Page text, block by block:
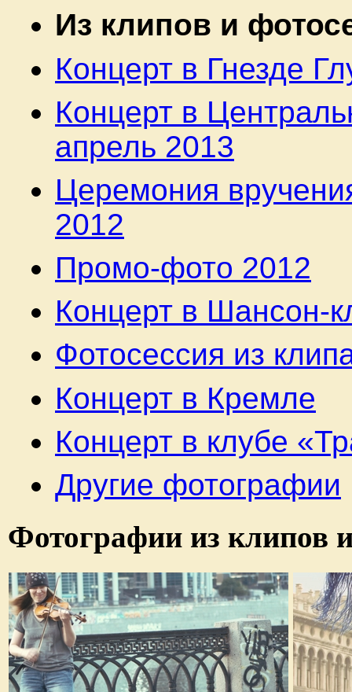
Из клипов и
Концерт в Гнезде
Концерт в
апрель 2013
Церемония
2012
Промо-фото 2012
Концерт в Шансон-
Фотосессия из
Концерт в Кремле
Концерт в клубе
Другие фотографии
Фотографии из клипов